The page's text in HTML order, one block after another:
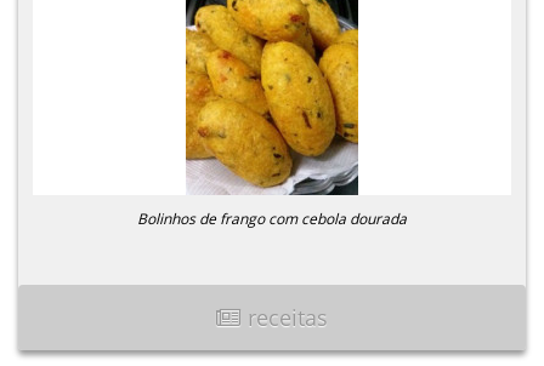
Bolinhos de frango com cebola dourada
receitas